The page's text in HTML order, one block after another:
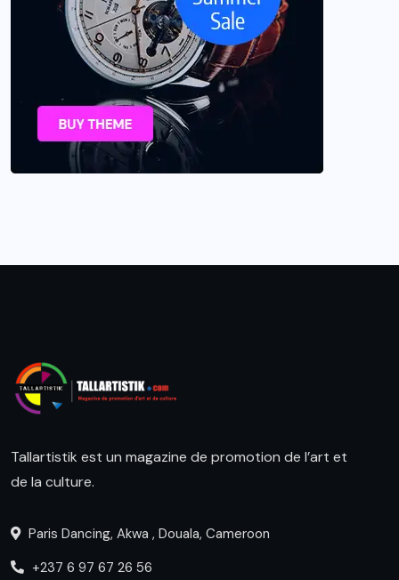
Tallartistik est un magazine de promotion de l’art et
de la culture.
Paris Dancing, Akwa , Douala, Cameroon
+237 6 97 67 26 56